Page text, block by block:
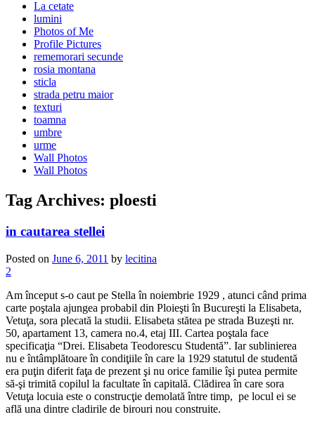
La cetate
lumini
Photos of Me
Profile Pictures
rememorari secunde
rosia montana
sticla
strada petru maior
texturi
toamna
umbre
urme
Wall Photos
Wall Photos
Tag Archives: ploesti
in cautarea stellei
Posted on June 6, 2011 by lecitina
2
Am început s-o caut pe Stella în noiembrie 1929 , atunci când prima
carte poştala ajungea probabil din Ploieşti în Bucureşti la Elisabeta,
Vetuţa, sora plecată la studii. Elisabeta stătea pe strada Buzeşti nr.
50, apartament 13, camera no.4, etaj III. Cartea poştala face
specificaţia “Drei. Elisabeta Teodorescu Studentă”. Iar sublinierea
nu e întâmplătoare în condiţiile în care la 1929 statutul de studentă
era puţin diferit faţa de prezent şi nu orice familie îşi putea permite
să-şi trimită copilul la facultate în capitală. Clădirea în care sora
Vetuţa locuia este o construcţie demolată între timp, pe locul ei se
află una dintre cladirile de birouri nou construite.